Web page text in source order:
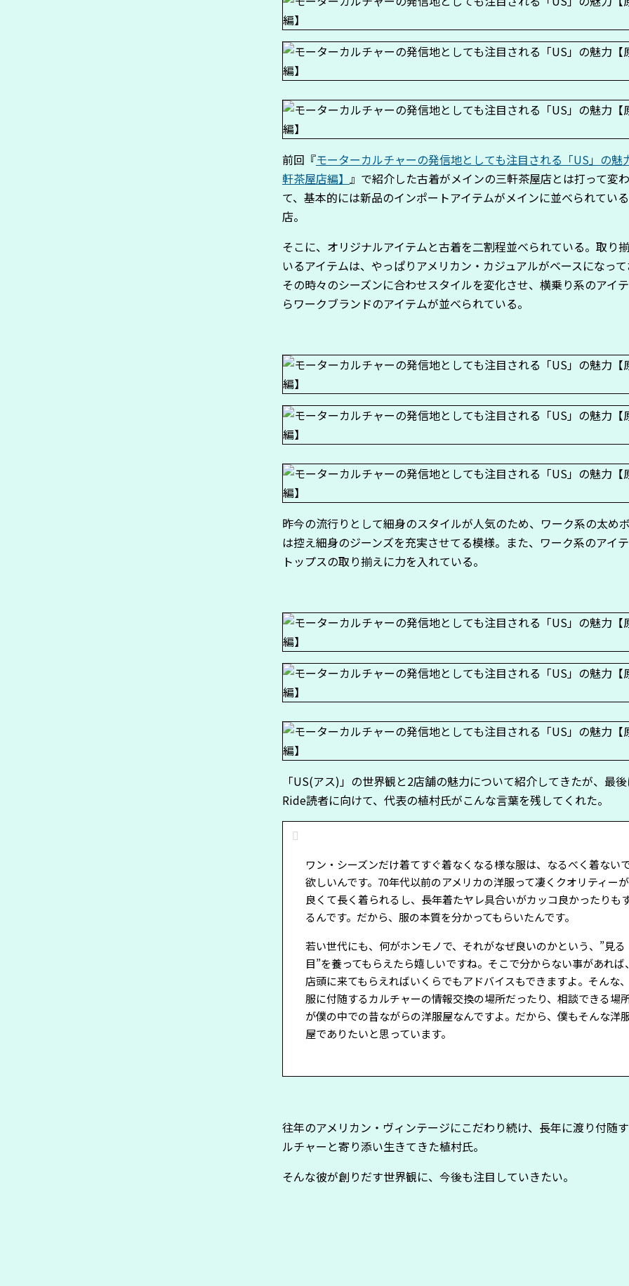
前回『モーターカルチャーの発信地としても注目される「US」の魅
軒茶屋店編】 』で紹介した古着がメインの三軒茶屋店とは打って変
て、基本的には新品のインポートアイテムがメインに並べられてい
店。
そこに、オリジナルアイテムと古着を二割程並べられている。取り
いるアイテムは、やっぱりアメリカン・カジュアルがベースになって
その時々のシーズンに合わせスタイルを変化させ、横乗り系のアイ
らワークブランドのアイテムが並べられている。
昨今の流行りとして細身のスタイルが人気のため、ワーク系の太め
は控え細身のジーンズを充実させてる模様。また、ワーク系のアイ
トップスの取り揃えに力を入れている。
「US(アス)」の世界観と2店舗の魅力について紹介してきたが、最
Ride読者に向けて、代表の植村氏がこんな言葉を残してくれた。
ワン・シーズンだけ着てすぐ着なくなる様な服は、なるべく着ない
欲しいんです。70年代以前のアメリカの洋服って凄くクオリティーが
良くて長く着られるし、長年着たヤレ具合いがカッコ良かったりも
るんです。だから、服の本質を分かってもらいたんです。
若い世代にも、何がホンモノで、それがなぜ良いのかという、”見る
目”を養ってもらえたら嬉しいですね。そこで分からない事があれば、
店頭に来てもらえればいくらでもアドバイスもできますよ。そんな、
服に付随するカルチャーの情報交換の場所だったり、相談できる場
が僕の中での昔ながらの洋服屋なんですよ。だから、僕もそんな洋
屋でありたいと思っています。
往年のアメリカン・ヴィンテージにこだわり続け、長年に渡り付随
ルチャーと寄り添い生きてきた植村氏。
そんな彼が創りだす世界観に、今後も注目していきたい。